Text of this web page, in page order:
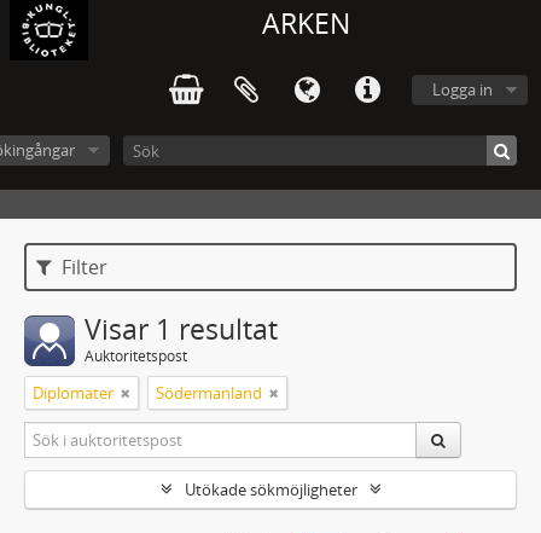
ARKEN
Logga in
Filter
Visar 1 resultat
Auktoritetspost
Diplomater Södermanland
Utökade sökmöjligheter